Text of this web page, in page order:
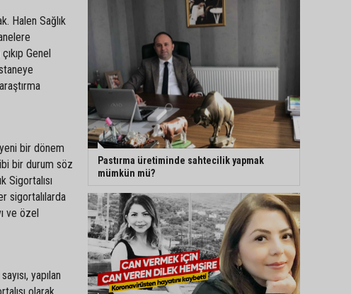
Halen Sağlık
Genel
bir dönem
bir durum söz
Sigortalısı
sigortalılarda
ve özel
yapılan
Pastırma üretiminde sahtecilik yapmak
mümkün mü?